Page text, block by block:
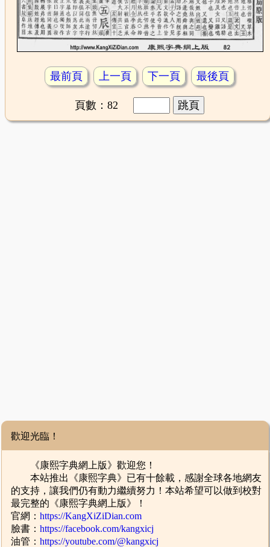
最前頁 上一頁 下一頁 最後頁
頁數：82
歡迎光臨！
《康熙字典網上版》歡迎您！
本站推出《康熙字典》已有十餘載，感謝全球各地網友
的支持，讓我們仍有動力繼續努力！本站希望可以做到校對
最完整的《康熙字典網上版》！
官網：https://KangXiZiDian.com
臉書：https://facebook.com/kangxicj
油管：https://youtube.com/@kangxicj